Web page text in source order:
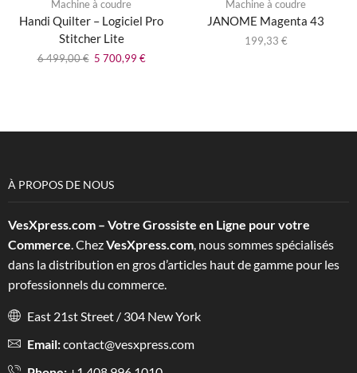
Machine à coudre
Handi Quilter – Logiciel Pro
Stitcher Lite
6 499,00€ 5 700,99 €
Machine à coudre
JANOME Magenta 43
199,33 €
À PROPOS DE NOUS
VesXpress.com – Votre Grossiste en Ligne pour votre
Commerce. ChezVesXpress.com, nous sommes spécialisés
dans la distribution en gros d’articles haut de gamme pour les
professionnels du commerce.
East 21st Street / 304 New York
Email:contact@vesxpress.com